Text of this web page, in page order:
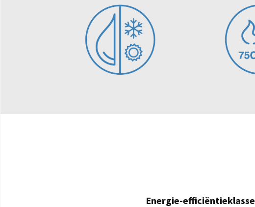
Energie-efficiëntieklasse